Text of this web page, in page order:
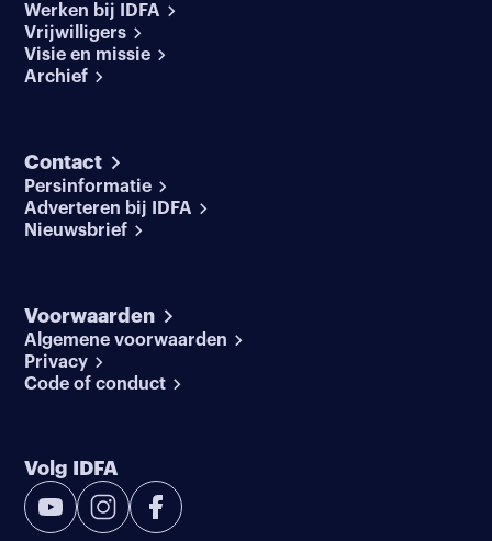
Werken bij IDFA
Vrijwilligers
Visie en missie
Archief
Contact
Persinformatie
Adverteren bij IDFA
Nieuwsbrief
Voorwaarden
Algemene voorwaarden
Privacy
Code of conduct
Volg IDFA